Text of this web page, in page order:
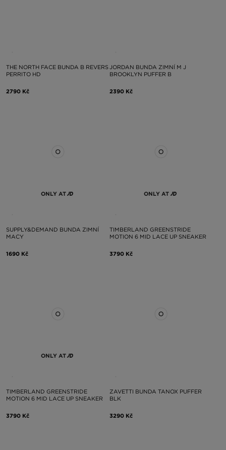
THE NORTH FACE BUNDA B REVERS
PERRITO HD
2790 Kč
JORDAN BUNDA ZIMNÍ M J
BROOKLYN PUFFER B
2390 Kč
ONLY AT
SUPPLY&DEMAND BUNDA ZIMNÍ
MACY
1690 Kč
ONLY AT
TIMBERLAND GREENSTRIDE
MOTION 6 MID LACE UP SNEAKER
3790 Kč
ONLY AT
TIMBERLAND GREENSTRIDE
MOTION 6 MID LACE UP SNEAKER
3790 Kč
ZAVETTI BUNDA TANOX PUFFER
BLK
3290 Kč